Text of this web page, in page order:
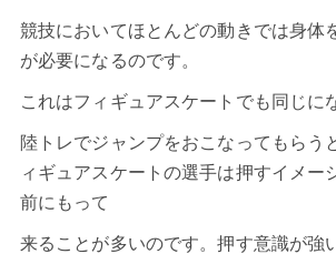
競技においてほとんどの動きでは身体
が必要になるのです。
これはフィギュアスケートでも同じに
陸トレでジャンプをおこなってもらう
ィギュアスケートの選手は押すイメー
前にもって
来ることが多いのです。押す意識が強